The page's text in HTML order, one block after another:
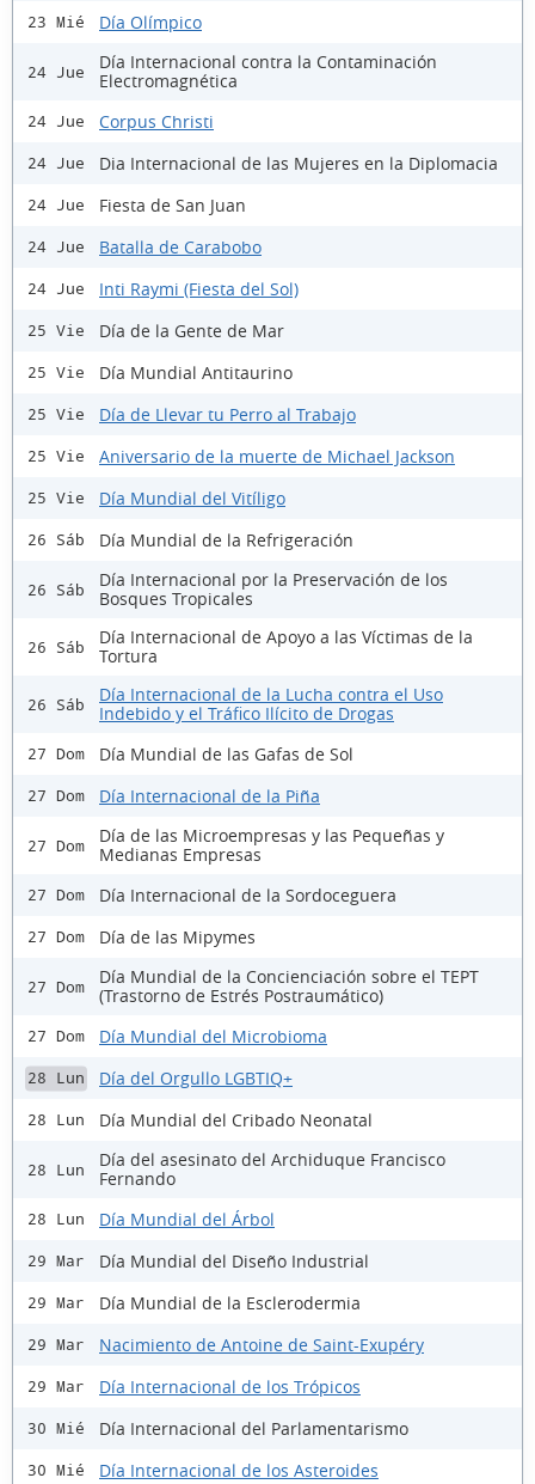
23 Mié Día Olímpico
24 Jue
Día Internacional contra la Contaminación
Electromagnética
24 Jue Corpus Christi
24 Jue Dia Internacional de las Mujeres en la Diplomacia
24 Jue Fiesta de San Juan
24 Jue Batalla de Carabobo
24 Jue Inti Raymi (Fiesta del Sol)
25 Vie Día de la Gente de Mar
25 Vie Día Mundial Antitaurino
25 Vie Día de Llevar tu Perro al Trabajo
25 Vie Aniversario de la muerte de Michael Jackson
25 Vie Día Mundial del Vitíligo
26 Sáb Día Mundial de la Refrigeración
26 Sáb
Día Internacional por la Preservación de los
Bosques Tropicales
26 Sáb
Día Internacional de Apoyo a las Víctimas de la
Tortura
26 Sáb
Día Internacional de la Lucha contra el Uso
Indebido y el Tráfico Ilícito de Drogas
27 Dom Día Mundial de las Gafas de Sol
27 Dom Día Internacional de la Piña
27 Dom
Día de las Microempresas y las Pequeñas y
Medianas Empresas
27 Dom Día Internacional de la Sordoceguera
27 Dom Día de las Mipymes
27 Dom
Día Mundial de la Concienciación sobre el TEPT
(Trastorno de Estrés Postraumático)
27 Dom Día Mundial del Microbioma
28 Lun Día del Orgullo LGBTIQ+
28 Lun Día Mundial del Cribado Neonatal
28 Lun
Día del asesinato del Archiduque Francisco
Fernando
28 Lun Día Mundial del Árbol
29 Mar Día Mundial del Diseño Industrial
29 Mar Día Mundial de la Esclerodermia
29 Mar Nacimiento de Antoine de Saint-Exupéry
29 Mar Día Internacional de los Trópicos
30 Mié Día Internacional del Parlamentarismo
30 Mié Día Internacional de los Asteroides